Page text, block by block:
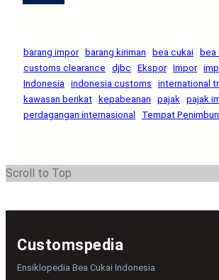
barang impor barang kiriman bea cukai bea
customs clearance
djbc Ekspor Impor
Indonesia
indonesia customs
international
kawasan berikat
kepabeanan pajak
pajak
perdagangan internasional
Tempat
Scroll to Top
Customspedia
Ensiklopedia Bea Cukai Indonesia